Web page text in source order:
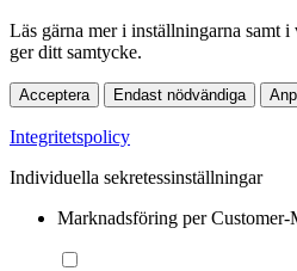
Läs gärna mer i inställningarna samt i
ger ditt samtycke.
Acceptera Endast nödvändiga
Integritetspolicy
Individuella sekretessinställningar
Marknadsföring per Customer-